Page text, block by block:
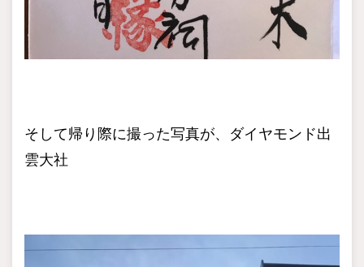
そして帰り際に撮った写真が、ダイヤモンド出
雲大社